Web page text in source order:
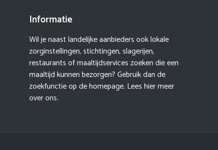
Informatie
Wil je naast landelijke aanbieders ook lokale
zorginstellingen, stichtingen, slagerijen,
restaurants of maaltijdservices zoeken die een
maaltijd kunnen bezorgen? Gebruik dan de
zoekfunctie op de homepage. Lees hier meer
over ons.